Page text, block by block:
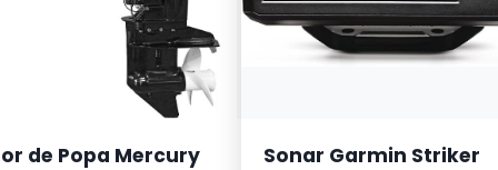
de Popa Mercury
Sonar Garmin Striker